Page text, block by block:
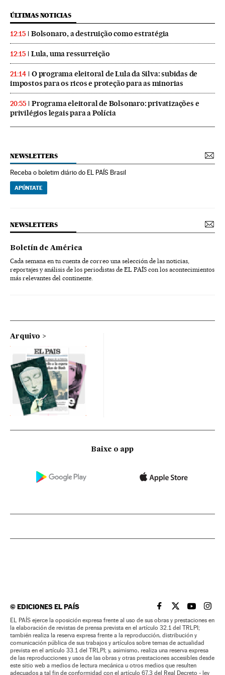
ÚLTIMAS NOTICIAS
12:15 Bolsonaro, a destruição como estratégia
12:15 Lula, uma ressurreição
21:14
O programa eleitoral de Lula da Silva: subidas de
impostos para os ricos e proteção para as minorias
20:55
Programa eleitoral de Bolsonaro: privatizações e
privilégios legais para a Polícia
NEWSLETTERS
Receba o boletim diário do EL PAÍS Brasil
APÚNTATE
NEWSLETTERS
Boletín de América
Cada semana en tu cuenta de correo una selección de las noticias,
reportajes y análisis de los periodistas de EL PAÍS con los acontecimientos
más relevantes del continente.
Arquivo
Baixe o app
©EDICIONES EL PAÍS EL PAÍS BRASIL EN
EL PAÍSEL PAÍS
EL
EL PAÍS ejerce la oposición expresa frente al uso de sus obras y prestaciones en
la elaboración de revistas de prensa prevista en el artículo 32.1 del TRLPI;
también realiza la reserva expresa frente a la reproducción, distribución y
comunicación pública de sus trabajos y artículos sobre temas de actualidad
prevista en el artículo 33.1 del TRLPI; y, asimismo, realiza una reserva expresa
de las reproducciones y usos de las obras y otras prestaciones accesibles desde
este sitio web a medios de lectura mecánica u otros medios que resulten
adecuados a tal fin de conformidad con el artículo 67.3 del Real Decreto - ley